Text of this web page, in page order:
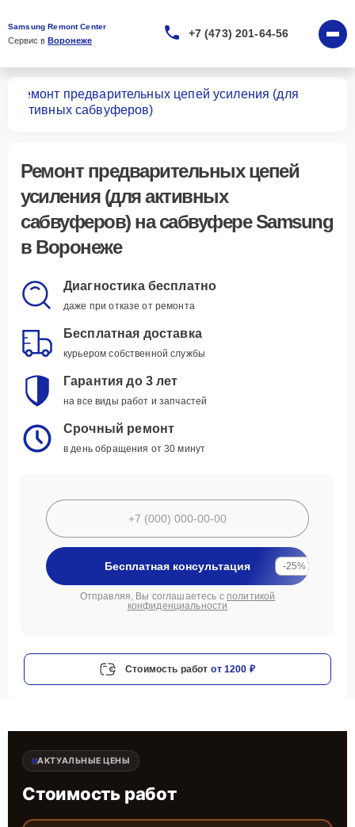
Samsung Remont Center
Сервис в Воронеже
+7 (473) 201-64-56
Ремонт предварительных цепей усиления (для
активных сабвуферов)
Ремонт предварительных цепей
усиления (для активных
сабвуферов)на сабвуфере Samsung
в Воронеже
Диагностика бесплатно
даже при отказе от ремонта
Бесплатная доставка
курьером собственной службы
Гарантия до 3 лет
на все виды работ и запчастей
Срочный ремонт
в день обращения от 30 минут
Бесплатная консультация -25%
Отправляя, Вы соглашаетесь с политикой
конфиденциальности
Стоимость работ от 1200 ₽
АКТУАЛЬНЫЕ ЦЕНЫ
Стоимость работ